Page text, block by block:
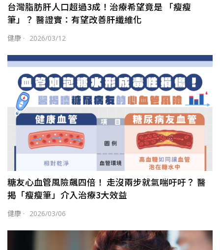
台灣脂肪肝人口超過3成！治療希望竟是 「瘦瘦
筆」？ 醫證實：有望改善肝纖維化
健康 · 2026/03/12
糖友心血管風險飆四倍！ 走沒兩步就氣喘吁吁？ 醫
揭「瘦瘦筆」介入治療3大效益
健康 · 2026/03/06